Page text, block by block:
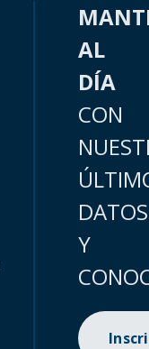
AL
DÍA
CON
DATOS
Y